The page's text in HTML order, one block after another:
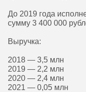
До 2019 года
сумму 3 400 000
Выручка:
2018 — 3,5 млн
2019 — 2,2 млн
2020 — 2,4 млн
2021 — 0,05 млн